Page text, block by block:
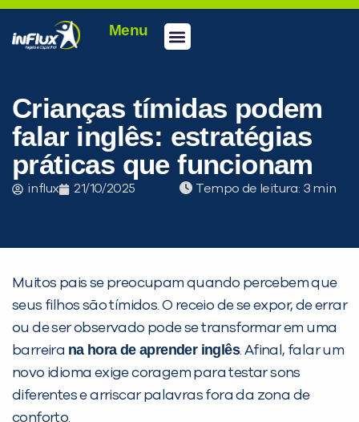
Menu
Crianças tímidas podem
falar inglês: estratégias
práticas que funcionam
influx 21/10/2025 Tempo de leitura:
Muitos pais se preocupam quando percebem que
seus filhos são tímidos. O receio de se expor, de errar
ou de ser observado pode se transformar em uma
barreira na hora de aprender inglês. Afinal, falar um
novo idioma exige coragem para testar sons
diferentes e arriscar palavras fora da zona de
conforto.
PEÇA UMA DEMONSTRAÇÃO DE MÉTODO